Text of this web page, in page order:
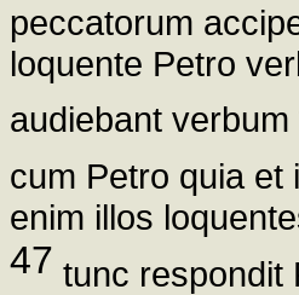
peccatorum
loquente Petro
audiebant verbum
cum Petro quia
enim illos
47 tunc respondit